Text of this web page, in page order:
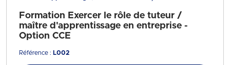
Formation Exercer le rôle de tuteur /
maître d'apprentissage en entreprise -
Option CCE
Référence : L002